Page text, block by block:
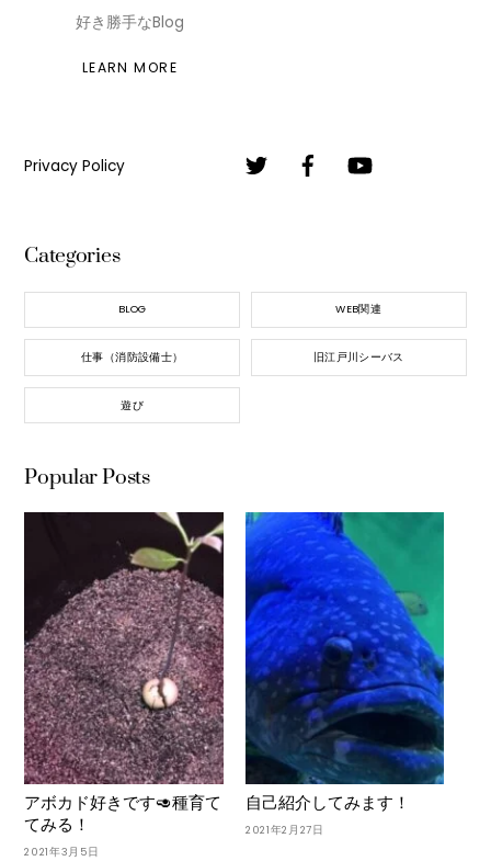
好き勝手なBlog
LEARN MORE
Privacy Policy
Categories
BLOG WEB関連
仕事（消防設備士） 旧江戸川シーバス
遊び
Popular Posts
アボカド好きです🥑種育て
てみる！
2021年3月5日
自己紹介してみます！
2021年2月27日